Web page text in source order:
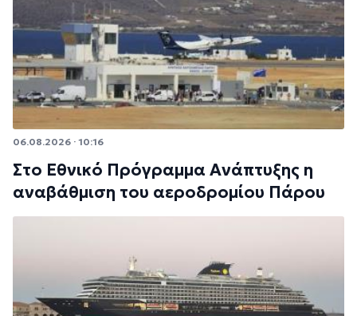
06.08.2026 · 10:16
Στο Εθνικό Πρόγραμμα Ανάπτυξης η
αναβάθμιση του αεροδρομίου Πάρου